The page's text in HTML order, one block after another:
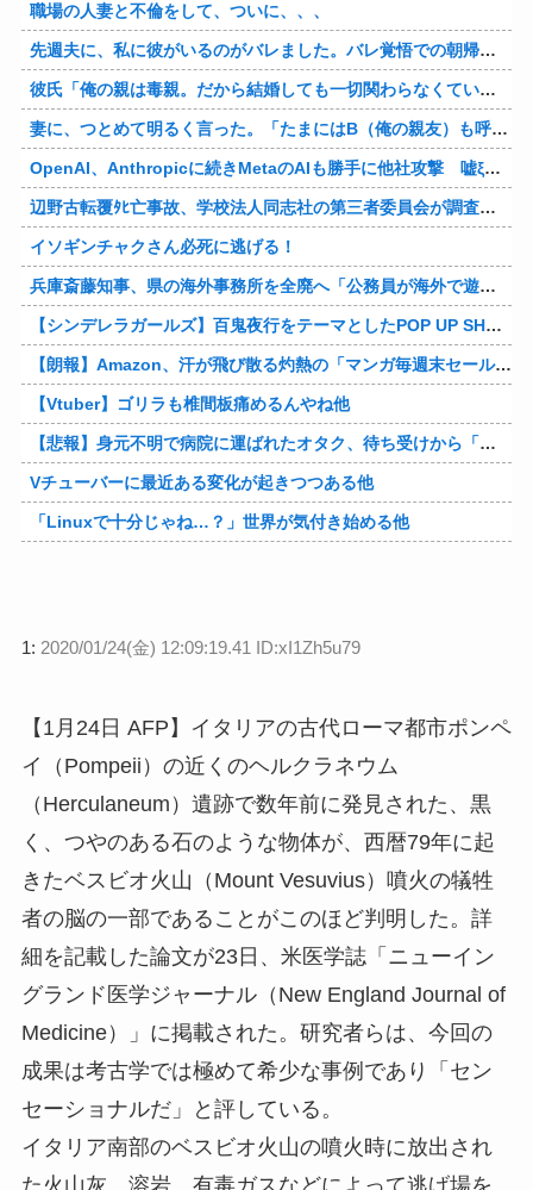
職場の人妻と不倫をして、ついに、、、
先週夫に、私に彼がいるのがバレました。バレ覚悟での朝帰りでしたが・・・ 私は意志を持って彼に抱かれました。その時にはもう結婚生活を終わりにする覚悟が出来ていました。
彼氏「俺の親は毒親。だから結婚しても一切関わらなくていい」私「うん」彼氏「そのかわり俺もお前の親と一切関わらない。結婚の挨拶にも行かない」私「えっ」
妻に、つとめて明るく言った。「たまにはB（俺の親友）も呼んで家で鍋でもしようか。」妻は箸を持つ手をブルブル震わせながら「何でBさんなの？」と。お前の浮気相手だからだよ！！
OpenAI、Anthropicに続きMetaのAIも勝手に他社攻撃 嘘ξけど何これ流行ってんの？
辺野古転覆ﾀﾋ亡事故、学校法人同志社の第三者委員会が調査報告書を公表 … 安全配慮義務違反や安全管理に関する検証を妨げた組織風土の存在を指摘
イソギンチャクさん必死に逃げる！
兵庫斎藤知事、県の海外事務所を全廃へ「公務員が海外で遊ぶためにあるだけ」
【シンデレラガールズ】百鬼夜行をテーマとしたPOP UP SHOPが東京・大阪にて開催
【朗報】Amazon、汗が飛び散る灼熱の「マンガ毎週末セール（50%還元）」を開催！他
【Vtuber】ゴリラも椎間板痛めるんやね他
【悲報】身元不明で病院に運ばれたオタク、待ち受けから「ラブライブ」と呼ばれるｗｗｗｗ他
Vチューバーに最近ある変化が起きつつある他
「Linuxで十分じゃね…？」世界が気付き始める他
1: 2020/01/24(金) 12:09:19.41 ID:xI1Zh5u79
【1月24日 AFP】イタリアの古代ローマ都市ポンペ
イ（Pompeii）の近くのヘルクラネウム
（Herculaneum）遺跡で数年前に発見された、黒
く、つやのある石のような物体が、西暦79年に起
きたベスビオ火山（Mount Vesuvius）噴火の犠牲
者の脳の一部であることがこのほど判明した。詳
細を記載した論文が23日、米医学誌「ニューイン
グランド医学ジャーナル（New England Journal of
Medicine）」に掲載された。研究者らは、今回の
成果は考古学では極めて希少な事例であり「セン
セーショナルだ」と評している。
イタリア南部のベスビオ火山の噴火時に放出され
た火山灰、溶岩、有毒ガスなどによって逃げ場を